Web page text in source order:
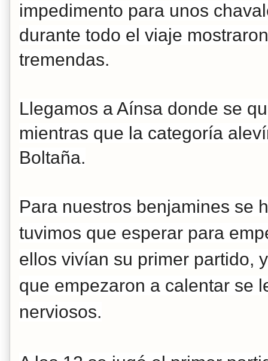
impedimento para unos
durante todo el viaje
tremendas.
Llegamos a Aínsa donde se
mientras que la categoría
Boltaña.
Para nuestros benjamines se
tuvimos que esperar para
ellos vivían su primer partido,
que empezaron a calentar se
nerviosos.